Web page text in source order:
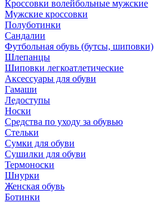
Кроссовки волейбольные мужские
Мужские кроссовки
Полуботинки
Сандалии
Футбольная обувь (бутсы, шиповки)
Шлепанцы
Шиповки легкоатлетические
Аксессуары для обуви
Гамаши
Ледоступы
Носки
Средства по уходу за обувью
Стельки
Сумки для обуви
Сушилки для обуви
Термоноски
Шнурки
Женская обувь
Ботинки